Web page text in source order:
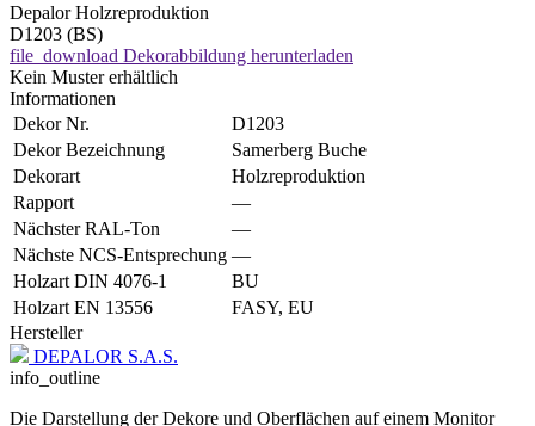
Depalor Holzreproduktion
D1203 (BS)
file_download Dekorabbildung herunterladen
Kein Muster erhältlich
Informationen
Dekor Nr.
D1203
Dekor Bezeichnung
Samerberg Buche
Dekorart
Holzreproduktion
Rapport
—
Nächster RAL-Ton
—
Nächste NCS-Entsprechung —
Holzart DIN 4076-1
BU
Holzart EN 13556
FASY, EU
Hersteller
DEPALOR S.A.S.
info_outline
Die Darstellung der Dekore und Oberflächen auf einem Monitor